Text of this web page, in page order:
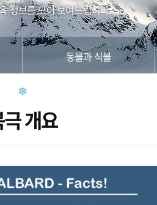
정보를 모아 보여드립니다.
동물과 식물
개요